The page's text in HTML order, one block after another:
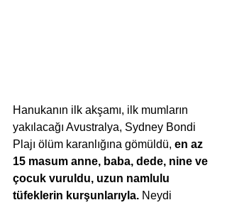
Hanukanın ilk akşamı, ilk mumların
yakılacağı Avustralya, Sydney Bondi
Plajı ölüm karanlığına gömüldü, en az
15 masum anne, baba, dede, nine ve
çocuk vuruldu, uzun namlulu
tüfeklerin kurşunlarıyla. Neydi